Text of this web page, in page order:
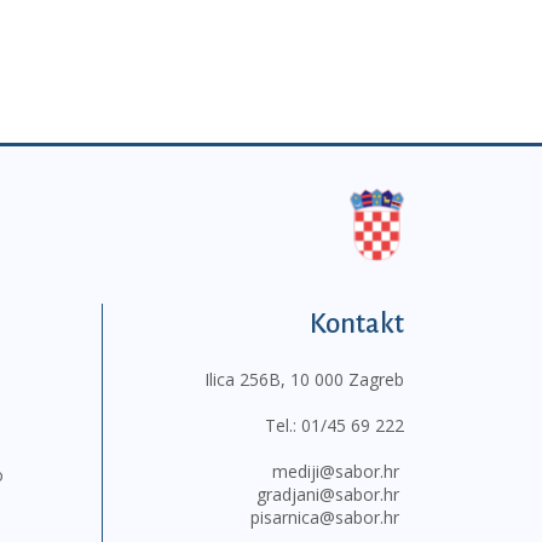
Kontakt
Ilica 256B, 10 000 Zagreb
Tel.: 01/45 69 222
mediji@sabor.hr
gradjani@sabor.hr
pisarnica@sabor.hr